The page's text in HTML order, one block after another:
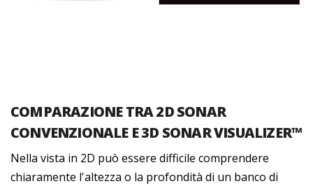
COMPARAZIONE TRA 2D SONAR
CONVENZIONALE E 3D SONAR VISUALIZER™
Nella vista in 2D può essere difficile comprendere
chiaramente l'altezza o la profondità di un banco di